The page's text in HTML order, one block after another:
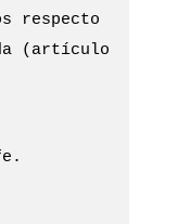
respecto
(artículo